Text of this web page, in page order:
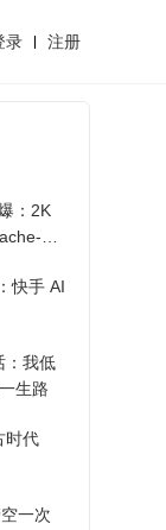
录 注册
：2K
2.0
快手 AI
：我低
生路
时代
一次